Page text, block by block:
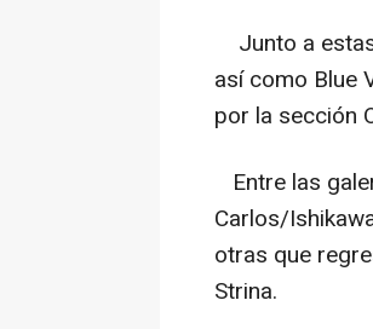
Junto a
así como Blue
por la sección
Entre las
Carlos/
otras que
Strina.